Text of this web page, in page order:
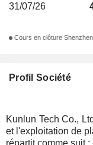
Profil Société
Kunlun Tech Co.,
et l'exploitation de
répartit comme suit : - vente d'espaces publicitaires (33,6%) ;
31/07/26
Cours en clôture Shenzhen